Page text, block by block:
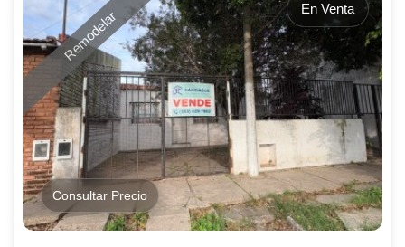
Remodelar En Venta
Consultar Precio